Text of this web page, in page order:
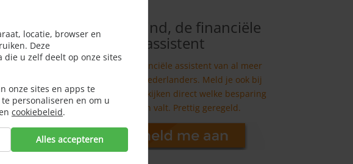
Consumind, de financiële
assistent
We zijn de financiële assistent van al meer
dan 750.000 Nederlanders. Meld je ook bij
ons aan! Wij bekijken direct welke besparing
er te halen valt. Prettig geregeld.
locatie, browser en
Deze
die u zelf deelt op onze sites
onze sites en apps te
personaliseren en om u
cookiebeleid.
Alles accepteren